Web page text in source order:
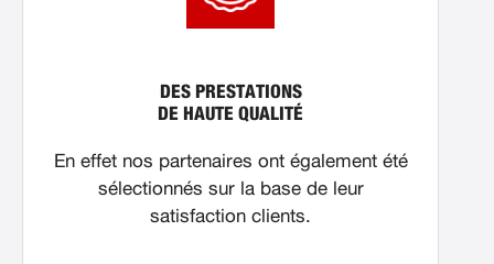
DES PRESTATIONS
DE HAUTE QUALITÉ
En effet nos partenaires ont également été
sélectionnés sur la base de leur
satisfaction clients.